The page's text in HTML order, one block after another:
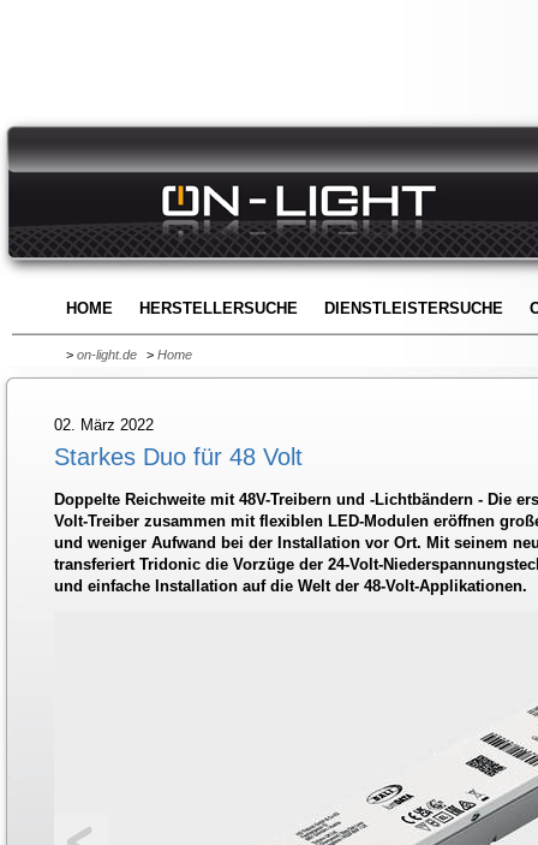
HOME HERSTELLERSUCHE DIENSTLEISTERSUCHE
> on-light.de > Home
02. März 2022
Starkes Duo für 48 Volt
Doppelte Reichweite mit 48V-Treibern und -Lichtbändern - Die
Volt-Treiber zusammen mit flexiblen LED-Modulen eröffnen
und weniger Aufwand bei der Installation vor Ort. Mit seinem
transferiert Tridonic die Vorzüge der 24-Volt-
und einfache Installation auf die Welt der 48-Volt-Applikationen.